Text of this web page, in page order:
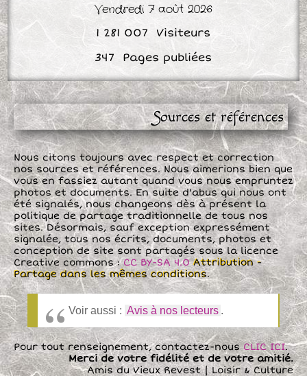
Vendredi 7 août 2026
Sources et références
Nous citons toujours avec respect et correction
nos sources et références. Nous aimerions bien que
vous en fassiez autant quand vous nous empruntez
photos et documents. En suite d'abus qui nous ont
été signalés, nous changeons dès à présent la
politique de partage traditionnelle de tous nos
sites. Désormais, sauf exception expressément
signalée, tous nos écrits, documents, photos et
conception de site sont partagés sous la licence
Creative commons :CC BY-SA 4.0Attribution -
Partage dans les mêmes conditions.
Voir aussi : Avis à nos lecteurs .
Pour tout renseignement, contactez-nousCLIC ICI.
Merci de votre fidélité et de votre amitié.
Amis du Vieux Revest | Loisir & Culture